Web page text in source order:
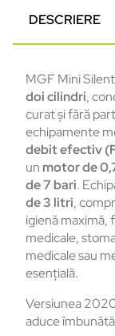
DESCRIERE
MGF Mini
doi cilindri,
curat și fără
echipamente
debit efectiv
un motor de
de 7 bari.
de 3 litri,
igienă maximă,
medicale,
medicale sau
esențială.
Versiunea
aduce